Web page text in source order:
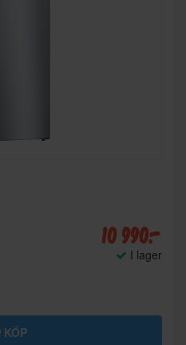
10 990:-
I lager
KÖP